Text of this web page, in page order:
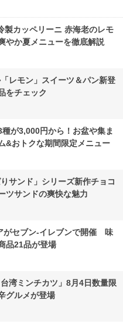
製カッペリーニ 赤海老のレモ
やか夏メニューを徹底解説
レモン」スイーツ＆パン新登
をチェック
が3,000円から！お盆や集ま
&おトクな期間限定メニュー
サンド」シリーズ新作チョコ
ツサンドの爽快な魅力
がセブン-イレブンで開催 味
品21品が登場
湾ミンチカツ」8月4日数量限
グルメが登場